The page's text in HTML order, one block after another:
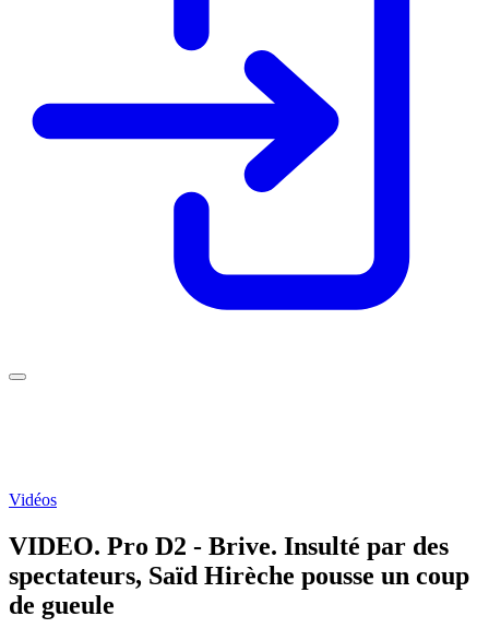
Vidéos
VIDEO. Pro D2 - Brive. Insulté par des
spectateurs, Saïd Hirèche pousse un coup
de gueule